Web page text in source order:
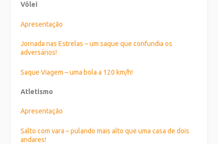
Vôlei
Apresentação
Jornada nas Estrelas – um saque que confundia os
adversários!
Saque Viagem – uma bola a 120 km/h!
Atletismo
Apresentação
Salto com vara – pulando mais alto que uma casa de dois
andares!